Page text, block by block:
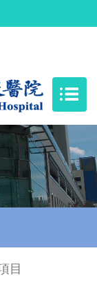
目